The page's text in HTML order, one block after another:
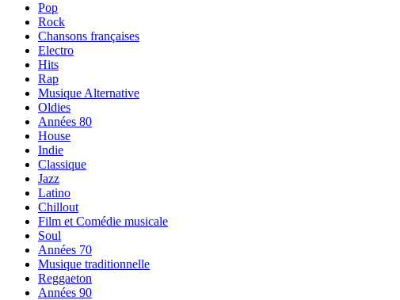
Pop
Rock
Chansons françaises
Electro
Hits
Rap
Musique Alternative
Oldies
Années 80
House
Indie
Classique
Jazz
Latino
Chillout
Film et Comédie musicale
Soul
Années 70
Musique traditionnelle
Reggaeton
Années 90